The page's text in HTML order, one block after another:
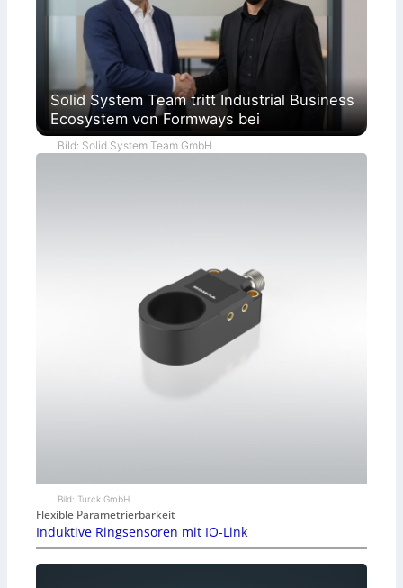
Solid System Team tritt Industrial Business
Ecosystem von Formways bei
Bild: Solid System Team GmbH
Bild: Turck GmbH
Flexible Parametrierbarkeit
Induktive Ringsensoren mit IO-Link